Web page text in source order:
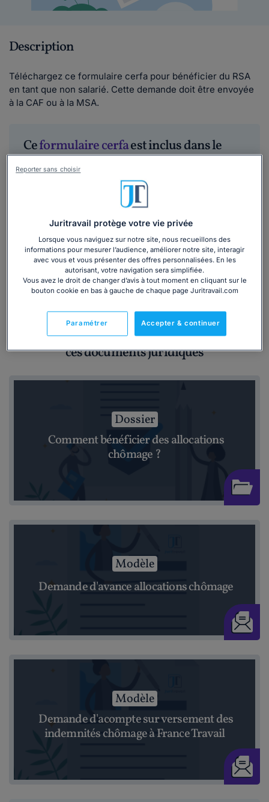
Description
Téléchargez ce formulaire cerfa pour bénéficier du RSA
en tant que non salarié. Cette demande doit être envoyée
à la CAF ou à la MSA.
Ceformulaire cerfaest inclus dans le
dossier :
Comment toucher le RSA et les autres
allocations en 2026 ?
Lire les avis
105 139 utilisateurs ont consulté ce dossier
Découvrirle dossier
Vous pourriez être également intéressé par
ces documents juridiques
Dossier
Comment bénéficier des allocations
chômage ?
Modèle
Demande d'avance allocations chômage
Modèle
Demande d'acompte sur versement des
indemnités chômage à France Travail
Juritravail protège votre vie privée
Lorsque vous naviguez sur notre site, nous recueillons des
informations pour mesurer l’audience, améliorer notre site, interagir
avec vous et vous présenter des offres personnalisées. En les
autorisant, votre navigation sera simplifiée.
Vous avez le droit de changer d’avis à tout moment en cliquant sur le
bouton cookie en bas à gauche de chaque page Juritravail.com
Accepter & continuer
Paramétrer
Reporter sans choisir